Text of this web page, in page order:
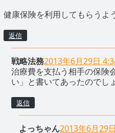
健康保険を利用してもらうよ
返信
戦略法務2013年6月29日
治療費を支払う相手の保険
い」と書いてあったのでし
返信
よっちゃん2013年6月29